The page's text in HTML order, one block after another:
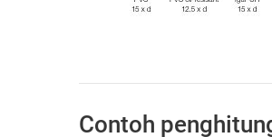
Contoh